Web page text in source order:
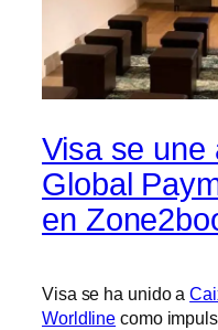
Visa se une
Global
en
Visa se ha unido a
Worldline como